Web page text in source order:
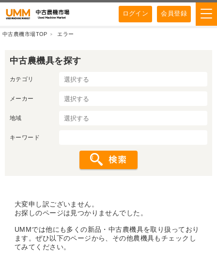
ログイン 会員登録
中古農機市場TOP エラー
中古農機具を探す
カテゴリ
メーカー
地域
キーワード
大変申し訳ございません。
お探しのページは見つかりませんでした。
UMMでは他にも多くの新品・中古農機具を取り扱っており
ます。ぜひ以下のページから、その他農機具もチェックし
てみてください。